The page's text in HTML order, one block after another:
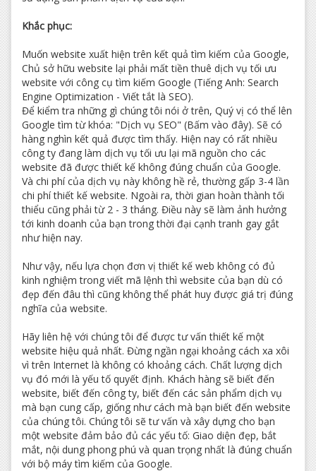
Khắc phục:
Muốn website xuất hiện trên kết quả tìm kiếm của Google,
Chủ sở hữu website lại phải mất tiền thuê dịch vụ tối ưu
website với công cụ tìm kiếm Google (Tiếng Anh: Search
Engine Optimization - Viết tắt là SEO).
Để kiểm tra những gì chúng tôi nói ở trên, Quý vị có thể lên
Google tìm từ khóa: "Dịch vụ SEO" (Bấm vào đây). Sẽ có
hàng nghìn kết quả được tìm thấy. Hiện nay có rất nhiều
công ty đang làm dịch vụ tối ưu lại mã nguồn cho các
website đã được thiết kế không đúng chuẩn của Google.
Và chi phí của dịch vụ này không hề rẻ, thường gấp 3-4 lần
chi phí thiết kế website. Ngoài ra, thời gian hoàn thành tối
thiểu cũng phải từ 2 - 3 tháng. Điều này sẽ làm ảnh hưởng
tới kinh doanh của bạn trong thời đại cạnh tranh gay gắt
như hiện nay.
Như vậy, nếu lựa chọn đơn vị thiết kế web không có đủ
kinh nghiệm trong viết mã lệnh thì website của bạn dù có
đẹp đến đâu thì cũng không thể phát huy được giá trị đúng
nghĩa của website.
Hãy liên hệ với chúng tôi để được tư vấn thiết kế một
website hiệu quả nhất. Đừng ngần ngại khoảng cách xa xôi
vì trên Internet là không có khoảng cách. Chất lượng dịch
vụ đó mới là yếu tố quyết định. Khách hàng sẽ biết đến
website, biết đến công ty, biết đến các sản phẩm dịch vụ
mà bạn cung cấp, giống như cách mà bạn biết đến website
của chúng tôi. Chúng tôi sẽ tư vấn và xây dựng cho bạn
một website đảm bảo đủ các yếu tố: Giao diện đẹp, bắt
mắt, nội dung phong phú và quan trọng nhất là đúng chuẩn
với bộ máy tìm kiếm của Google.